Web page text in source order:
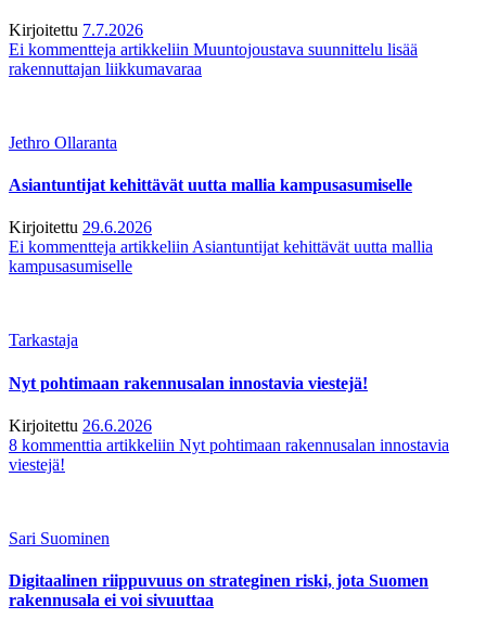
Kirjoitettu 7.7.2026
Ei kommentteja artikkeliin Muuntojoustava suunnittelu lisää
rakennuttajan liikkumavaraa
Jethro Ollaranta
Asiantuntijat kehittävät uutta mallia kampusasumiselle
Kirjoitettu 29.6.2026
Ei kommentteja artikkeliin Asiantuntijat kehittävät uutta mallia
kampusasumiselle
Tarkastaja
Nyt pohtimaan rakennusalan innostavia viestejä!
Kirjoitettu 26.6.2026
8 kommenttia artikkeliin Nyt pohtimaan rakennusalan innostavia
viestejä!
Sari Suominen
Digitaalinen riippuvuus on strateginen riski, jota Suomen
rakennusala ei voi sivuuttaa